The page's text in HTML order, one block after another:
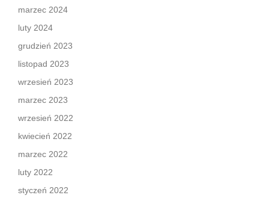
marzec 2024
luty 2024
grudzień 2023
listopad 2023
wrzesień 2023
marzec 2023
wrzesień 2022
kwiecień 2022
marzec 2022
luty 2022
styczeń 2022